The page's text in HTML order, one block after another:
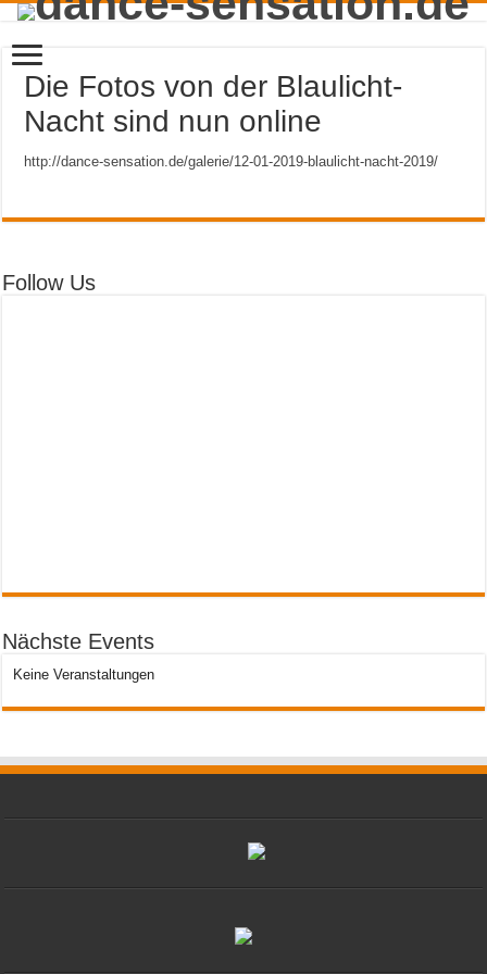
Die Fotos von der Blaulicht-
Nacht sind nun online
http://dance-sensation.de/galerie/12-01-2019-blaulicht-nacht-2019/
Follow Us
Nächste Events
Keine Veranstaltungen